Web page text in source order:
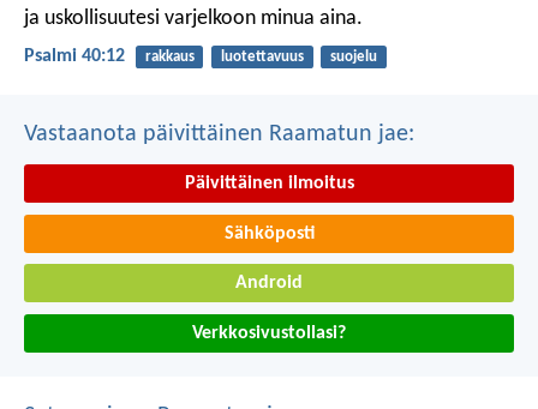
ja uskollisuutesi varjelkoon minua aina.
Psalmi 40:12 rakkaus luotettavuus suojelu
Vastaanota päivittäinen Raamatun jae:
Päivittäinen ilmoitus
Sähköposti
Android
Verkkosivustollasi?